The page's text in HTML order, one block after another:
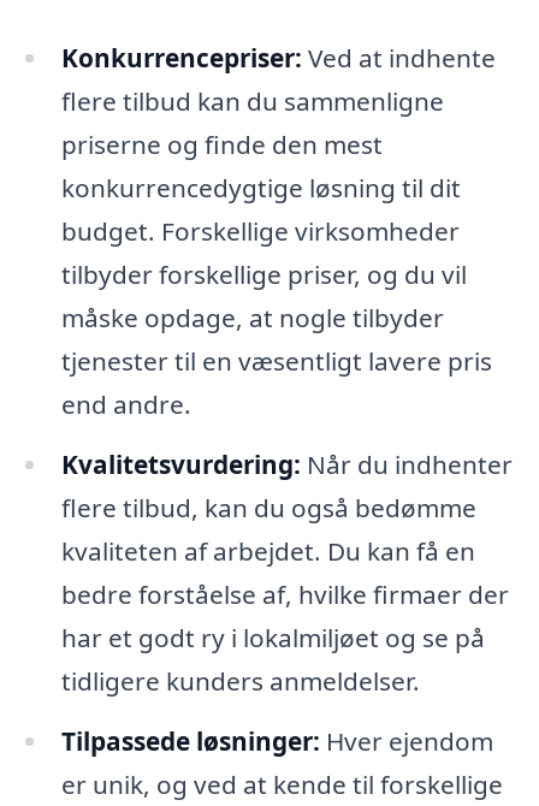
Konkurrencepriser: Ved at indhente
flere tilbud kan du sammenligne
priserne og finde den mest
konkurrencedygtige løsning til dit
budget. Forskellige virksomheder
tilbyder forskellige priser, og du vil
måske opdage, at nogle tilbyder
tjenester til en væsentligt lavere pris
end andre.
Kvalitetsvurdering: Når du indhenter
flere tilbud, kan du også bedømme
kvaliteten af arbejdet. Du kan få en
bedre forståelse af, hvilke firmaer der
har et godt ry i lokalmiljøet og se på
tidligere kunders anmeldelser.
Tilpassede løsninger: Hver ejendom
er unik, og ved at kende til forskellige